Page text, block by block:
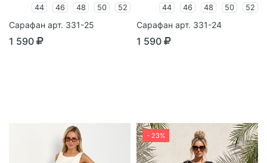
44 46 48 50 52
Сарафан арт. 331-25
1 590
44 46 48 50 52
Сарафан арт. 331-24
1 590
- 23%